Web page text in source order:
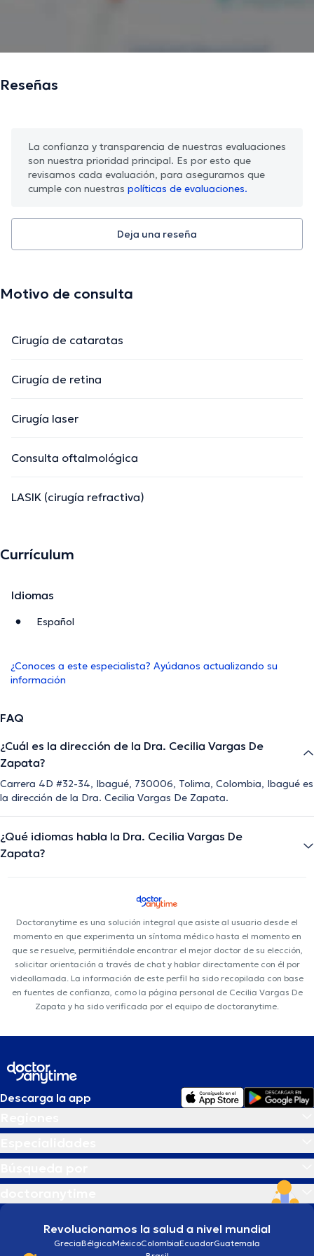
Reseñas
La confianza y transparencia de nuestras evaluaciones
son nuestra prioridad principal. Es por esto que
revisamos cada evaluación, para asegurarnos que
cumple con nuestras políticas de evaluaciones.
Deja una reseña
Motivo de consulta
Cirugía de cataratas
Cirugía de retina
Cirugía laser
Consulta oftalmológica
LASIK (cirugía refractiva)
Currículum
Idiomas
Español
¿Conoces a este especialista? Ayúdanos actualizando su
información
FAQ
¿Cuál es la dirección de la Dra. Cecilia Vargas De
Zapata?
Carrera 4D #32-34, Ibagué, 730006, Tolima, Colombia, Ibagué es
la dirección de la Dra. Cecilia Vargas De Zapata.
¿Qué idiomas habla la Dra. Cecilia Vargas De
Zapata?
Doctoranytime es una solución integral que asiste al usuario desde el
momento en que experimenta un síntoma médico hasta el momento en
que se resuelve, permitiéndole encontrar el mejor doctor de su elección,
solicitar orientación a través de chat y hablar directamente con él por
videollamada. La información de este perfil ha sido recopilada con base
en fuentes de confianza, como la página personal de Cecilia Vargas De
Zapata y ha sido verificada por el equipo de doctoranytime.
Descarga la app
Revolucionamos la salud a nivel mundial
GreciaBélgicaMéxicoColombiaEcuadorGuatemala